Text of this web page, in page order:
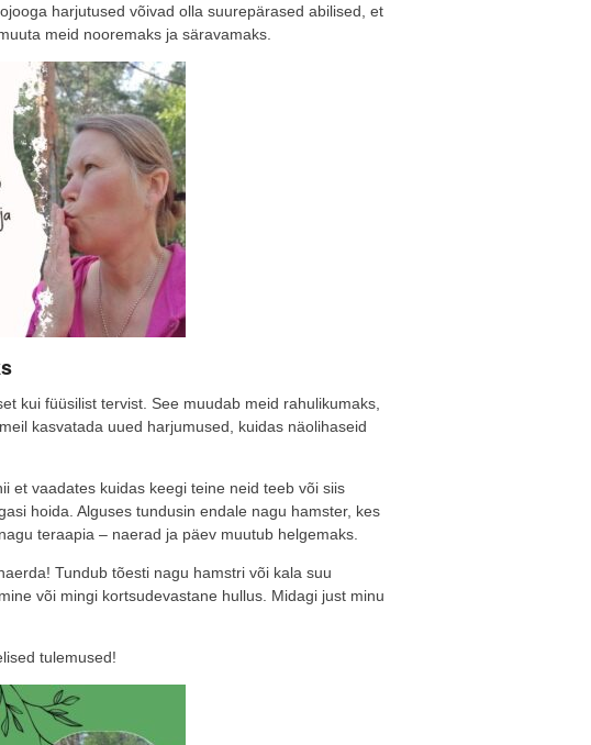
harjutused võivad olla suurepärased abilised, et
meid nooremaks ja säravamaks.
kui füüsilist tervist. See muudab meid rahulikumaks,
kasvatada uued harjumused, kuidas näolihaseid
et vaadates kuidas keegi teine neid teeb või siis
hoida. Alguses tundusin endale nagu hamster, kes
teraapia – naerad ja päev muutub helgemaks.
Tundub tõesti nagu hamstri või kala suu
või mingi kortsudevastane hullus. Midagi just minu
tulemused!